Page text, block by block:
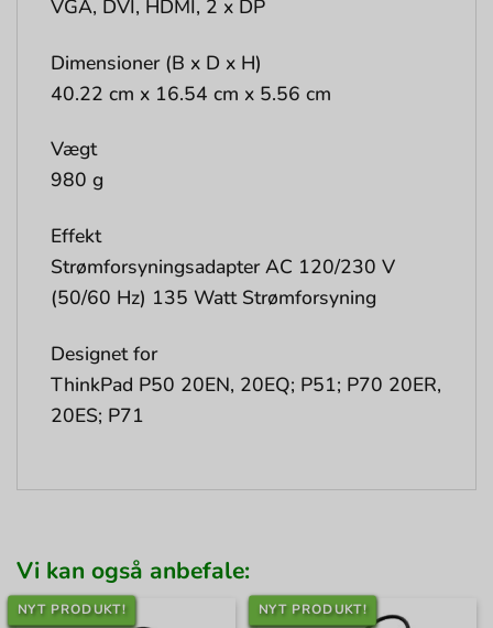
VGA, DVI, HDMI, 2 x DP
Dimensioner (B x D x H)
40.22 cm x 16.54 cm x 5.56 cm
Vægt
980 g
Effekt
Strømforsyningsadapter AC 120/230 V
(50/60 Hz) 135 Watt Strømforsyning
Designet for
ThinkPad P50 20EN, 20EQ; P51; P70 20ER,
20ES; P71
Vi kan også anbefale:
NYT PRODUKT! NYT PRODUKT!